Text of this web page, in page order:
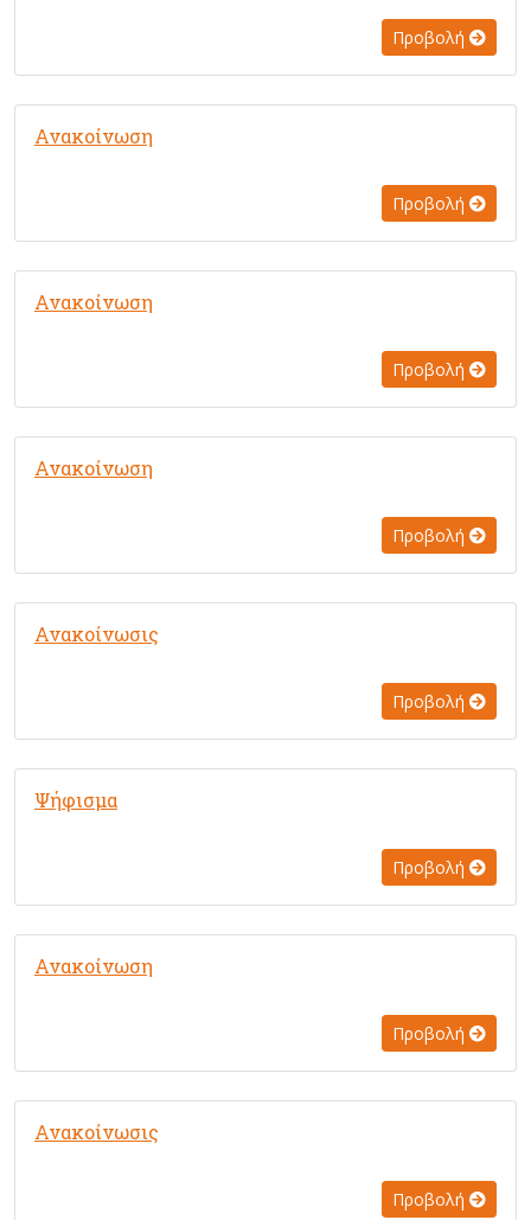
Προβολή
Ανακοίνωση
Προβολή
Ανακοίνωση
Προβολή
Ανακοίνωση
Προβολή
Ανακοίνωσις
Προβολή
Ψήφισμα
Προβολή
Ανακοίνωση
Προβολή
Ανακοίνωσις
Προβολή